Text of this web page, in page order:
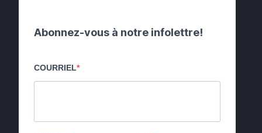
Abonnez-vous à notre infolettre!
COURRIEL